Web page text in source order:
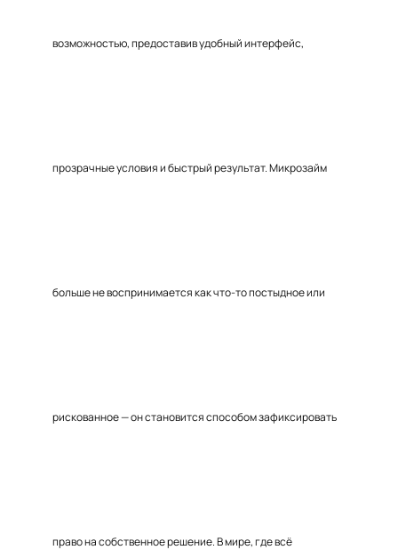
возможностью, предоставив удобный интерфейс,
прозрачные условия и быстрый результат. Микрозайм
больше не воспринимается как что-то постыдное или
рискованное — он становится способом зафиксировать
право на собственное решение. В мире, где всё